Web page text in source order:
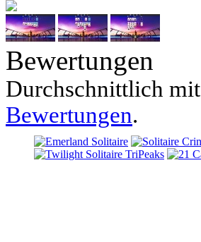
Bewertungen
Durchschnittlich mit
Bewertungen.